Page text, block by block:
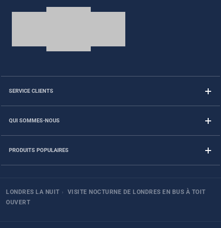
SERVICE CLIENTS
QUI SOMMES-NOUS
PRODUITS POPULAIRES
LONDRES LA NUIT ›
VISITE NOCTURNE DE LONDRES EN BUS À TOIT
OUVERT